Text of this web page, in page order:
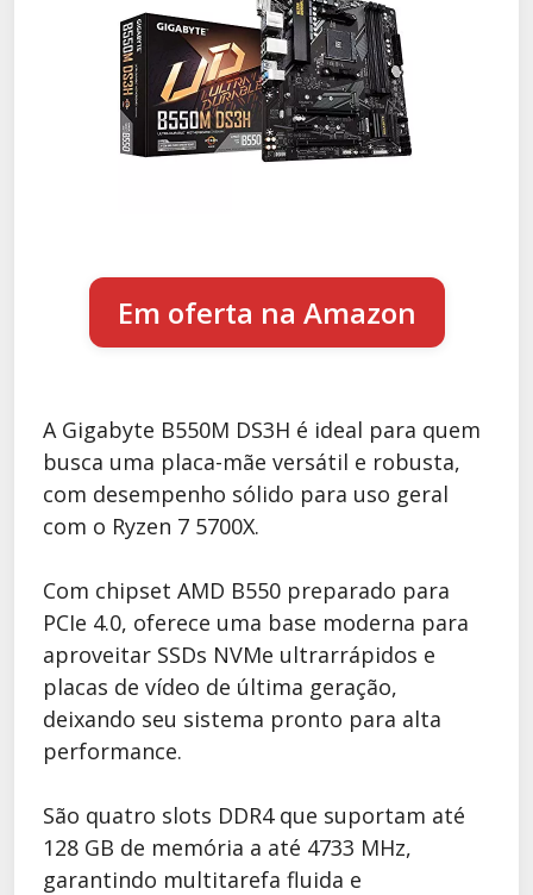
Em oferta na Amazon
A Gigabyte B550M DS3H é ideal para quem
busca uma placa-mãe versátil e robusta,
com desempenho sólido para uso geral
com o Ryzen 7 5700X.
Com chipset AMD B550 preparado para
PCIe 4.0, oferece uma base moderna para
aproveitar SSDs NVMe ultrarrápidos e
placas de vídeo de última geração,
deixando seu sistema pronto para alta
performance.
São quatro slots DDR4 que suportam até
128 GB de memória a até 4733 MHz,
garantindo multitarefa fluida e